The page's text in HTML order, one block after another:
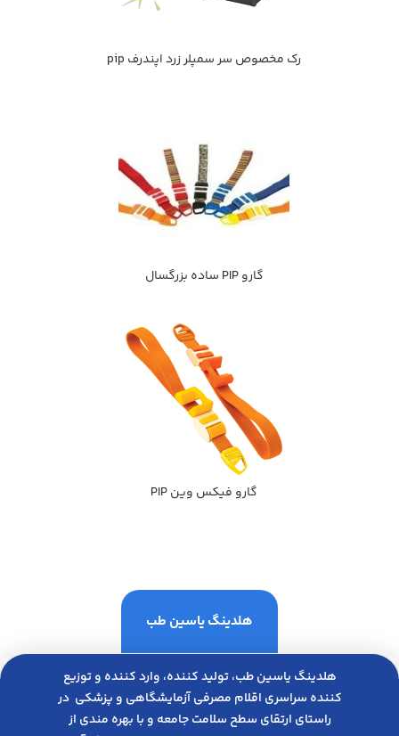
رك مخصوص سر سمپلر زرد اپندرف pip
گارو PIP ساده بزرگسال
گارو فيكس وين PIP
هلدینگ یاسین طب
هلدینگ یاسین طب، تولید کننده، وارد کننده و توزیع
کننده سراسری اقلام مصرفی آزمایشگاهی و پزشکی در
راﺳﺘﺎی ارﺗﻘﺎی ﺳﻄﺢ ﺳﻼﻣﺖ ﺟﺎﻣﻌﻪ و ﺑﺎ ﺑﻬﺮه ﻣﻨﺪی از